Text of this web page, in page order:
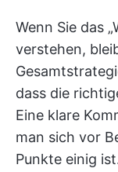
Wenn Sie das
verstehen,
dass die
Eine klare
man sich vor
Punkte einig